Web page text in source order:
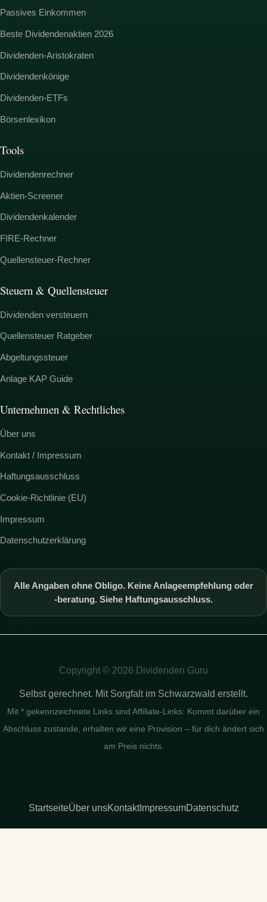
Passives Einkommen
Beste Dividendenaktien 2026
Dividenden-Aristokraten
Dividendenkönige
Dividenden-ETFs
Börsenlexikon
Tools
Dividendenrechner
Aktien-Screener
Dividendenkalender
FIRE-Rechner
Quellensteuer-Rechner
Steuern & Quellensteuer
Dividenden versteuern
Quellensteuer Ratgeber
Abgeltungssteuer
Anlage KAP Guide
Unternehmen & Rechtliches
Über uns
Kontakt / Impressum
Haftungsausschluss
Cookie-Richtlinie (EU)
Impressum
Datenschutzerklärung
Alle Angaben ohne Obligo. Keine Anlageempfehlung oder
-beratung. Siehe Haftungsausschluss.
Copyright © 2026 Dividenden Guru
Selbst gerechnet. Mit Sorgfalt im Schwarzwald erstellt.
Mit * gekennzeichnete Links sind Affiliate-Links: Kommt darüber ein
Abschluss zustande, erhalten wir eine Provision – für dich ändert sich
am Preis nichts.
StartseiteÜber unsKontaktImpressumDatenschutz